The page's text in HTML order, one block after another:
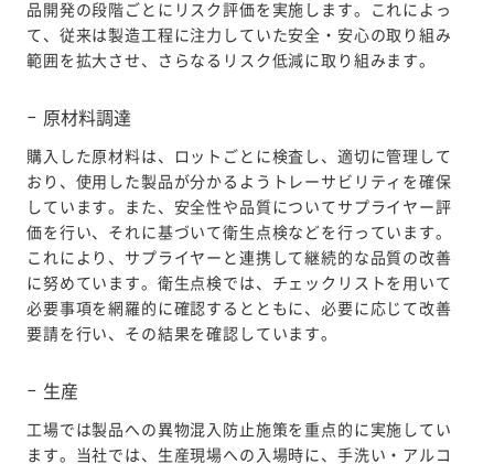
品開発の段階ごとにリスク評価を実施します。これによっ
て、従来は製造工程に注力していた安全・安心の取り組み
範囲を拡大させ、さらなるリスク低減に取り組みます。
原材料調達
購入した原材料は、ロットごとに検査し、適切に管理して
おり、使用した製品が分かるようトレーサビリティを確保
しています。また、安全性や品質についてサプライヤー評
価を行い、それに基づいて衛生点検などを行っています。
これにより、サプライヤーと連携して継続的な品質の改善
に努めています。衛生点検では、チェックリストを用いて
必要事項を網羅的に確認するとともに、必要に応じて改善
要請を行い、その結果を確認しています。
生産
工場では製品への異物混入防止施策を重点的に実施してい
ます。当社では、生産現場への入場時に、手洗い・アルコ